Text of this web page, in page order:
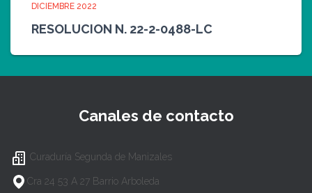
DICIEMBRE 2022
RESOLUCION N. 22-2-0488-LC
Canales de contacto
Curaduría Segunda de Manizales
Cra 24 53 A 27 Barrio Arboleda